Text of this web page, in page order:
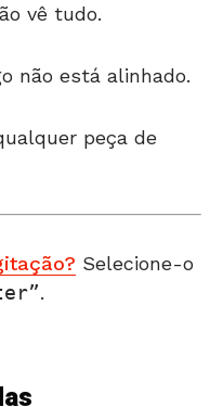
vê tudo.
não está alinhado.
peça de
Selecione-o
.